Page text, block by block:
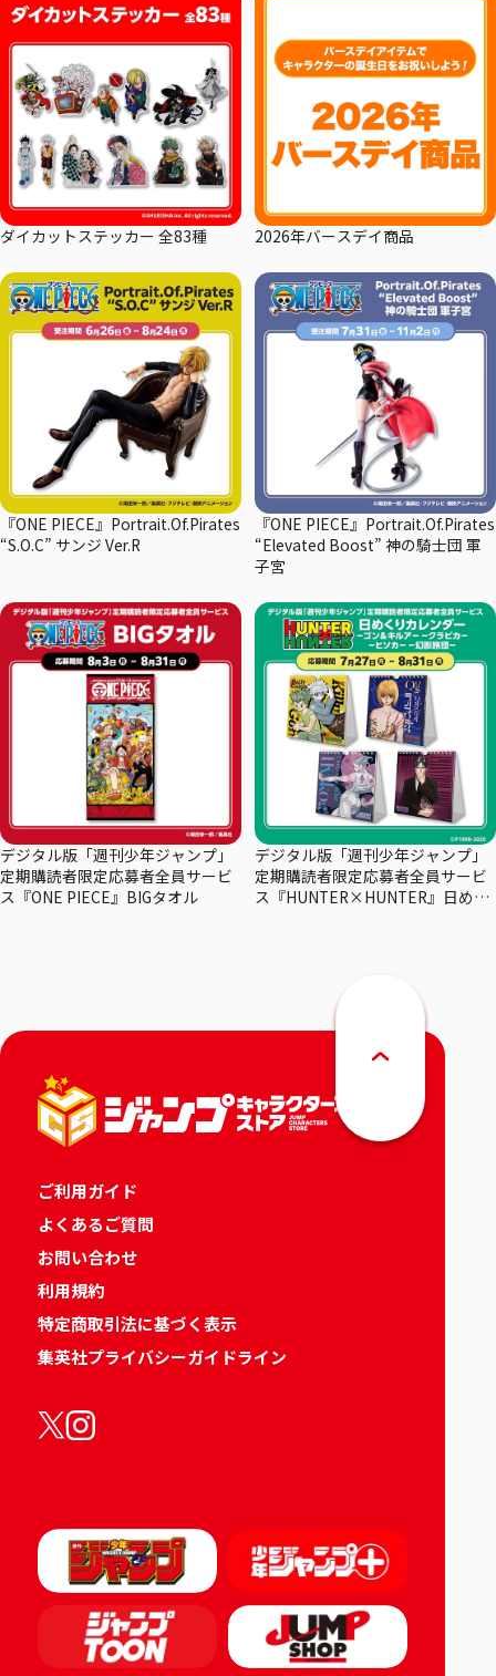
ダイカットステッカー 全83種 2026年バースデイ商品
『ONE PIECE』Portrait.Of.Pirates
“S.O.C” サンジ Ver.R
『ONE PIECE』Portrait.Of.Pirates
“Elevated Boost” 神の騎士団 軍
子宮
デジタル版「週刊少年ジャンプ」
定期購読者限定応募者全員サービ
ス『ONE PIECE』BIGタオル
デジタル版「週刊少年ジャンプ」
定期購読者限定応募者全員サービ
ス『HUNTER×HUNTER』日めく
ご利用ガイド
よくあるご質問
お問い合わせ
利用規約
特定商取引法に基づく表示
集英社プライバシーガイドライン